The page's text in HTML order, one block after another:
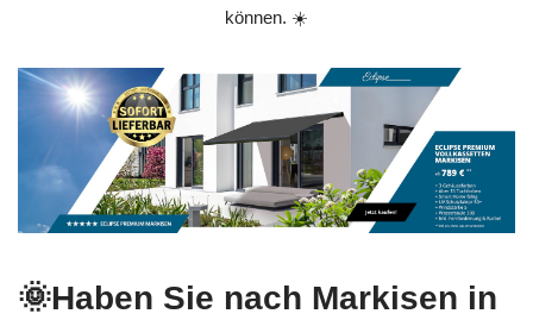
können. ☀️
🌞Haben Sie nach Markisen in